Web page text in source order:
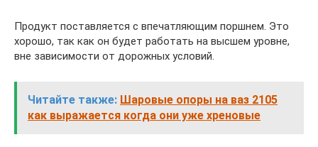
Продукт поставляется с впечатляющим поршнем. Это
хорошо, так как он будет работать на высшем уровне,
вне зависимости от дорожных условий.
Читайте также: Шаровые опоры на ваз 2105
как выражается когда они уже хреновые